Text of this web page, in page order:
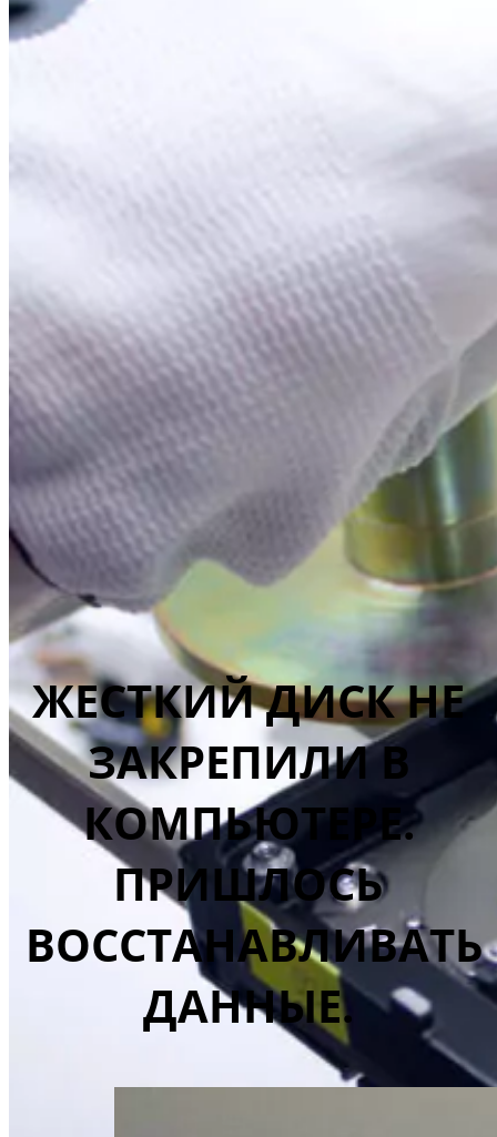
ЖЕСТКИЙ ДИСК НЕ
ЗАКРЕПИЛИ В
КОМПЬЮТЕРЕ.
ПРИШЛОСЬ
ВОССТАНАВЛИВАТЬ
ДАННЫЕ.